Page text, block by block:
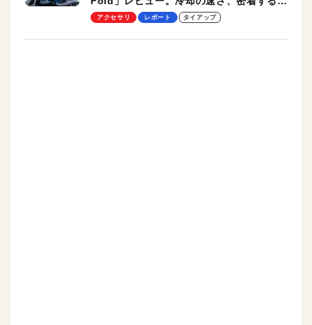
却プレート、シンプルな操作性がグッド！
アクセサリ レポート タイアップ